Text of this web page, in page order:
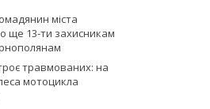
міста
ще 13-ти захисникам
травмованих: на
мотоцикла